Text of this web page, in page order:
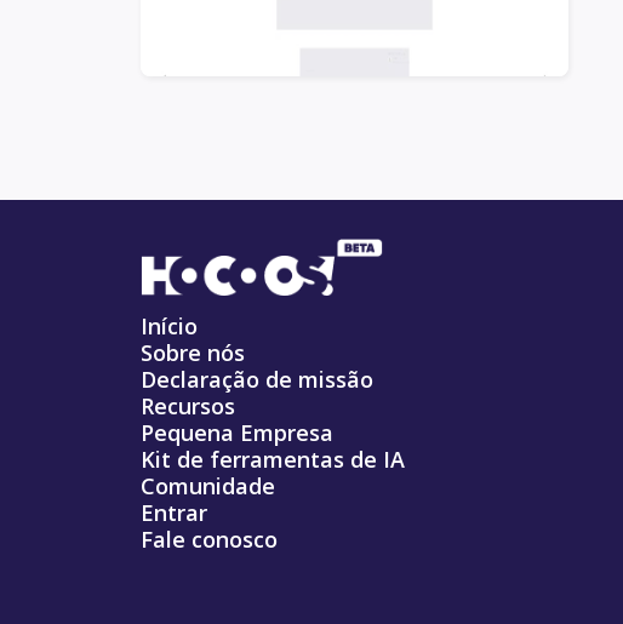
Início
Sobre nós
Declaração de missão
Recursos
Pequena Empresa
Kit de ferramentas de IA
Comunidade
Entrar
Fale conosco